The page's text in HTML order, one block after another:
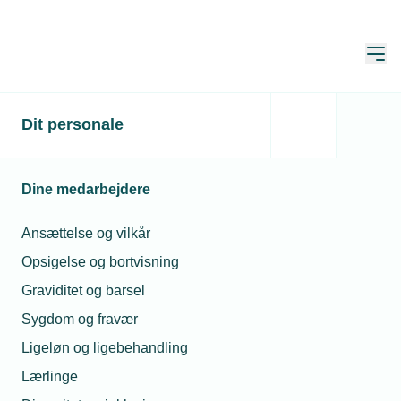
Dit personale
Dine medarbejdere
Ansættelse og vilkår
Opsigelse og bortvisning
Graviditet og barsel
Sygdom og fravær
Ligeløn og ligebehandling
Lærlinge
Overenskomst - Industri
Kun for medlemmer
industri- og vvs-området.
Har du brug for en gennemgang af
overenskomsten, så er denne webinarrække for